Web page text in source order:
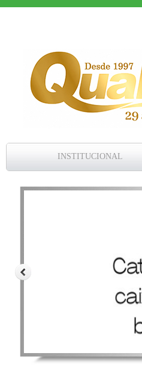
INSTITUCIONAL